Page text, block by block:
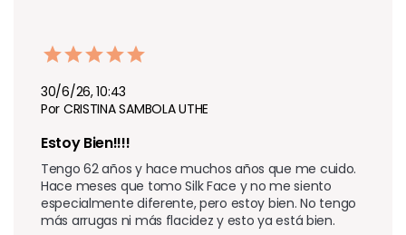
30/6/26, 10:43
Por CRISTINA SAMBOLA UTHE
Estoy Bien!!!!
Tengo 62 años y hace muchos años que me cuido.
Hace meses que tomo Silk Face y no me siento
especialmente diferente, pero estoy bien. No tengo
más arrugas ni más flacidez y esto ya está bien.